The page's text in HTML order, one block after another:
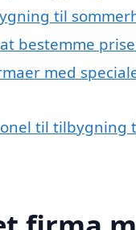
til
bestemme
med
til tilbygning